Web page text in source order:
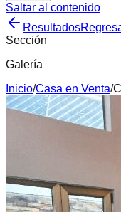
Saltar al contenido
Resultados
Sección
Galería
Inicio/Casa en Venta/